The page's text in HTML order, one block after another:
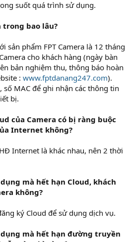
suốt quá trình sử dụng.
trong bao lâu?
sản phẩm FPT Camera là 12 tháng
cho khách hàng (ngày bàn
bản nghiệm thu, thông báo hoàn
: www.fptdanang247.com).
số MAC để ghi nhận các thông tin
bị.
của Camera có bị ràng buộc
Internet không?
Internet là khác nhau, nên 2 thời
mà hết hạn Cloud, khách
không?
ký Cloud để sử dụng dịch vụ.
dụng mà hết hạn đường truyền